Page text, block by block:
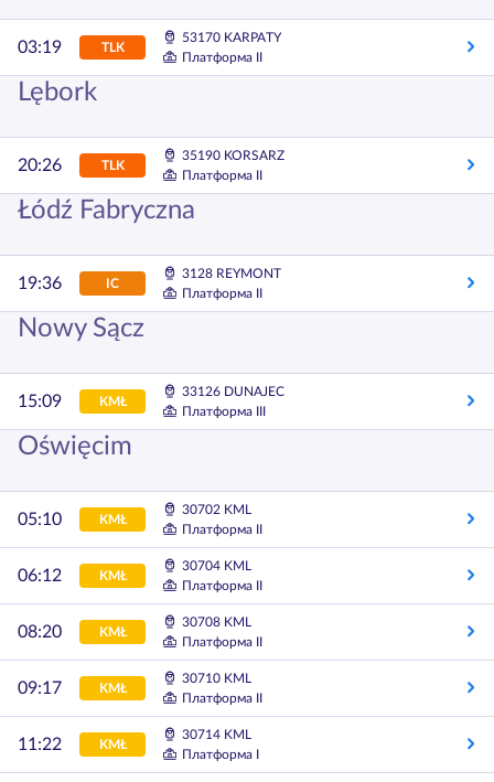
03:19 TLK
53170 KARPATY
Платформа II
Lębork
20:26 TLK
35190 KORSARZ
Платформа II
Łódź Fabryczna
19:36 IC
3128 REYMONT
Платформа II
Nowy Sącz
15:09 KMŁ
33126 DUNAJEC
Платформа III
Oświęcim
05:10 KMŁ
30702 KML
Платформа II
06:12 KMŁ
30704 KML
Платформа II
08:20 KMŁ
30708 KML
Платформа II
09:17 KMŁ
30710 KML
Платформа II
11:22 KMŁ
30714 KML
Платформа I